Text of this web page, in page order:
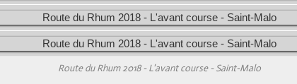
Route du Rhum 2018 - L'avant course - Saint-Malo